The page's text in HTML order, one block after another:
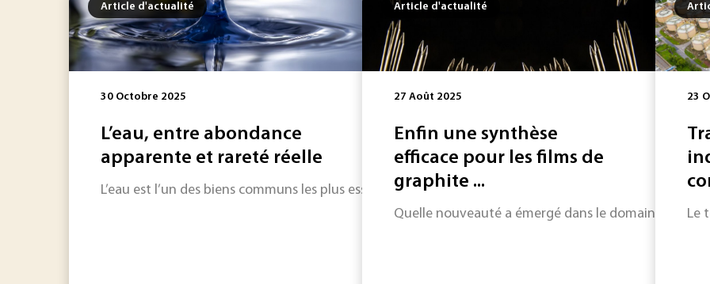
Article d'actualité
30 Octobre 2025
L’eau, entre abondance
apparente et rareté réelle
L’eau est l’un des biens communs les plus essentiels à la vie. Pourtant, malgré son apparente
Article d'actualité
27 Août 2025
Enfin une synthèse
efficace pour les films de
graphite ...
Quelle nouveauté a émergé dans le domaine des
23
Le